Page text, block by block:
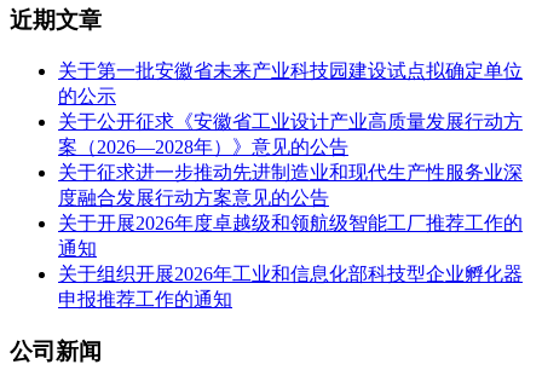
近期文章
关于第一批安徽省未来产业科技园建设试点拟确定单位
的公示
关于公开征求《安徽省工业设计产业高质量发展行动方
案（2026—2028年）》意见的公告
关于征求进一步推动先进制造业和现代生产性服务业深
度融合发展行动方案意见的公告
关于开展2026年度卓越级和领航级智能工厂推荐工作的
通知
关于组织开展2026年工业和信息化部科技型企业孵化器
申报推荐工作的通知
公司新闻